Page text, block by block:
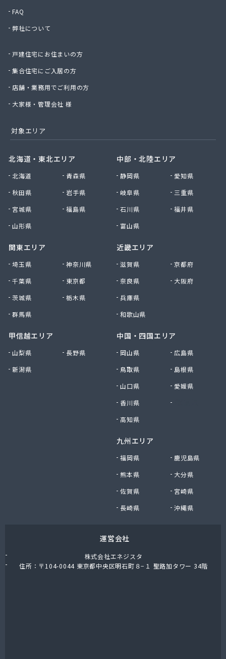
太陽ガス株式会社
大幸プロパン株式会社
大鵬ホーム産業株式会社
大牟田ガスエネルギー株式会社玉名営業所
大和プロパン
第一マルヰガス株式会社
中曽根プロパン店
天明プロパン工業
東部プロパン
藤木プロパン燃料店
内山商店株式会社
南九州マルヰ株式会社 進栄ガス営業所
南九州マルヰ株式会社 人吉営業所
南九州マルヰ株式会社 人吉営業所
南国殖産株式会社 熊本支店ガス課
NXエネルギー九州株式会社 雲雀丘出張所
NXエネルギー九州株式会社 熊本営業所
業所
NXエネルギー九州株式会社 熊本北営業所
NXエネルギー九州株式会社 城北営業所
日豊興産株式会社 本社事務所
肥後協同ガス配送センター株式会社
福岡酸素株式会社八代出張所
野中石油プロパン有限会社
有限会社おざわ商会
有限会社オヤマガス
FAQ
弊社について
戸建住宅にお住まいの方
集合住宅にご入居の方
店舗・業務用でご利用の方
大家様・管理会社 様
対象エリア
北海道・東北エリア
北海道
青森県
秋田県
岩手県
宮城県
福島県
山形県
関東エリア
埼玉県
神奈川県
千葉県
東京都
茨城県
栃木県
群馬県
甲信越エリア
山梨県
長野県
新潟県
中部・北陸エリア
静岡県
愛知県
岐阜県
三重県
石川県
福井県
富山県
近畿エリア
滋賀県
京都府
奈良県
大阪府
兵庫県
和歌山県
中国・四国エリア
岡山県
広島県
鳥取県
島根県
山口県
愛媛県
香川県
高知県
九州エリア
福岡県
鹿児島県
熊本県
大分県
佐賀県
宮崎県
長崎県
沖縄県
運営会社
株式会社エネジスタ
住所：〒104-0044 東京都中央区明石町８−１ 聖路加タワー 34階